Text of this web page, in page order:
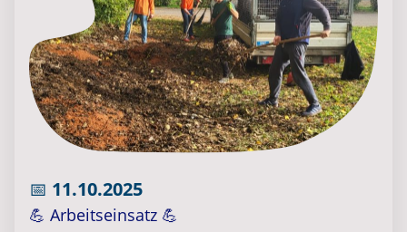
📅 11.10.2025
💪 Arbeitseinsatz 💪